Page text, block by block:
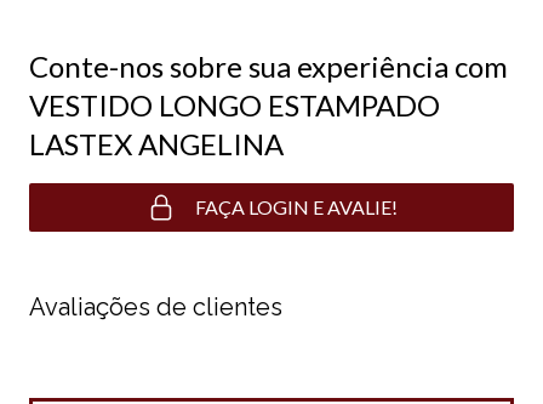
Conte-nos sobre sua experiência com
VESTIDO LONGO ESTAMPADO
LASTEX ANGELINA
FAÇA LOGIN E AVALIE!
Avaliações de clientes